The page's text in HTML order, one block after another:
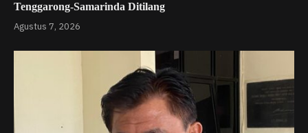
Tenggarong-Samarinda Ditilang
Agustus 7, 2026